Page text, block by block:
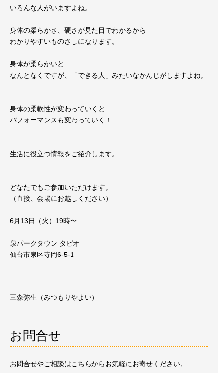
いろんな人がいますよね。
身体の柔らかさ、硬さが見た目でわかるから
わかりやすいものさしになります。
身体が柔らかいと
なんとなくですが、「できる人」みたいなかんじがしますよね。
身体の柔軟性が変わっていくと
パフォーマンスも変わっていく！
生活に役立つ情報をご紹介します。
どなたでもご参加いただけます。
（直接、会場にお越しください）
6月13日（火）19時〜
泉パークタウン タピオ
仙台市泉区寺岡6-5-1
三森弥生（みつもりやよい）
お問合せ
お問合せやご相談はこちらからお気軽にお寄せください。